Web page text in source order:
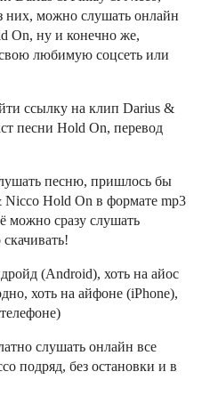
них, можно слушать онлайн
On, ну и конечно же,
любимую соцсеть или
ссылку на клип Darius &
песни Hold On, перевод
песню, пришлось бы
Nicco Hold On в формате mp3
можно сразу слушать
(Android), хоть на айос
хоть на айфоне (iPhone),
слушать онлайн все
подряд, без остановки и в